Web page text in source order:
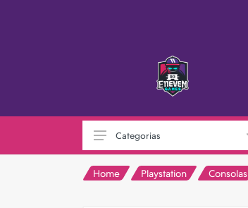
Categorias
Home Playstation Consolas